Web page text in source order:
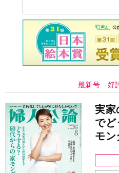
最新号 好
実家
でど
モン